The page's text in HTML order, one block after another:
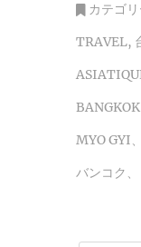
カテゴ
TRAVEL,
BANGKOK
MYO GYI、
バンコク 、